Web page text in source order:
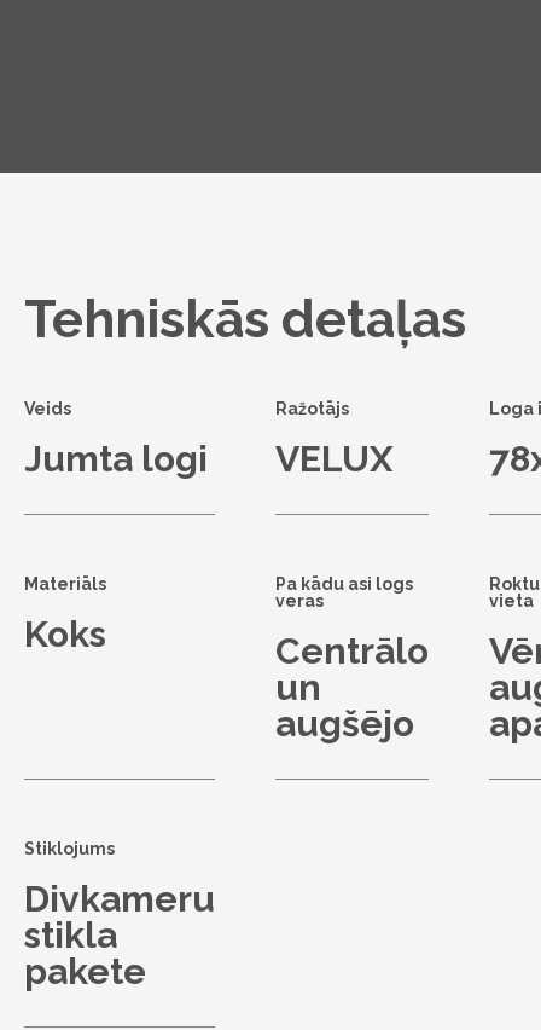
Tehniskās detaļas
Veids
Jumta logi
Ražotājs
VELUX
Loga
Materiāls
Koks
Pa kādu asi logs
veras
Centrālo
un
augšējo
vieta
Stiklojums
Divkameru
stikla
pakete